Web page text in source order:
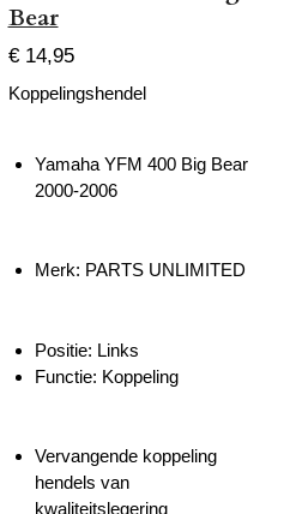
Bear
€ 14,95
Koppelingshendel
Yamaha YFM 400 Big Bear
2000-2006
Merk: PARTS UNLIMITED
Positie: Links
Functie: Koppeling
Vervangende koppeling
hendels van
kwaliteitslegering